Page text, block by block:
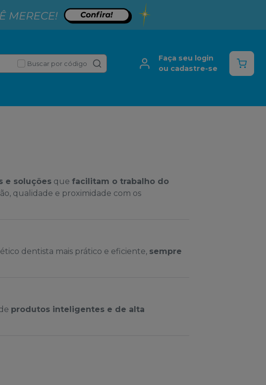
Buscar por código
Faça seu login
ou cadastre-se
e soluções que facilitam o trabalho do
qualidade e proximidade com os
dentista mais prático e eficiente, sempre
produtos inteligentes e de alta